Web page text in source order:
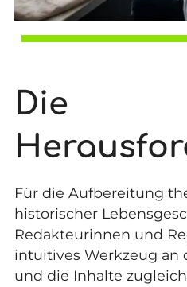
Die
Für die Aufbereitung
historischer
Redakteurinnen und
intuitives Werkzeug an
und die Inhalte